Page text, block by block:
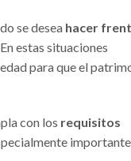
se desea hacer
estas situaciones
para que el
con los requisitos
importante